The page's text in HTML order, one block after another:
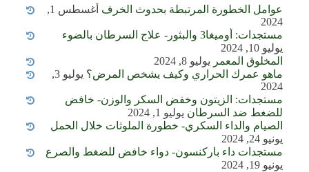
عوامل الخطورة المرتبطة بحدوث الخرف
أغسطس 1,
2024
مستجدات: أوميغا3 والبثور- علاج السرطان بالضوء
يوليو 10, 2024
المخلوق المعمر يوليو 8, 2024
ماهو عمرك الحراري وكيف يشخص المرض؟
يوليو 3,
2024
مستجدات: الزيتون وخفض السكر والوزن- خافض
للضغط ضد السرطان يوليو 1, 2024
الصيام والداء السكري- خطورة الملوثات خلال الحمل
يونيو 24, 2024
مستجدات داء باركنسون- دواء خافض للضغط والصرع
يونيو 19, 2024